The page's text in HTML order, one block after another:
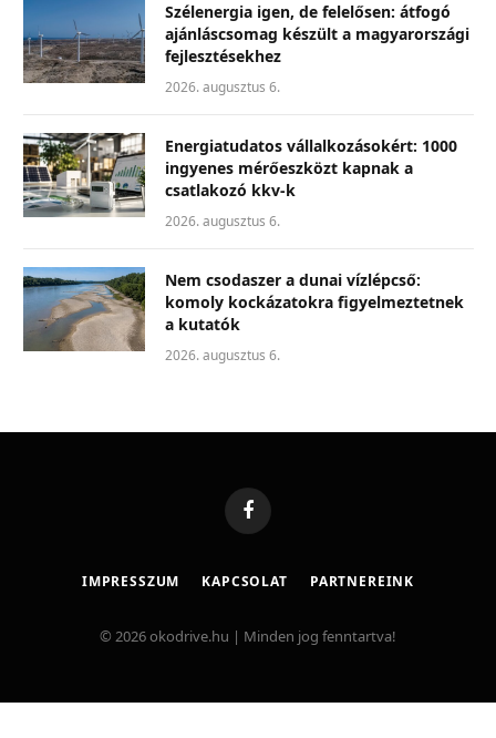
Szélenergia igen, de felelősen: átfogó
ajánláscsomag készült a magyarországi
fejlesztésekhez
2026. augusztus 6.
Energiatudatos vállalkozásokért: 1000
ingyenes mérőeszközt kapnak a
csatlakozó kkv-k
2026. augusztus 6.
Nem csodaszer a dunai vízlépcső:
komoly kockázatokra figyelmeztetnek
a kutatók
2026. augusztus 6.
Facebook
IMPRESSZUM KAPCSOLAT PARTNEREINK
© 2026 okodrive.hu | Minden jog fenntartva!